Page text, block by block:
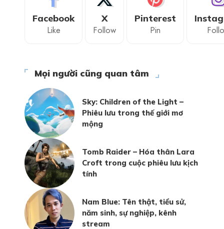
Facebook
Like
X
Follow
Pinterest
Pin
Mọi người cũng quan tâm
Sky: Children of the Light –
Phiêu lưu trong thế giới mơ
mộng
Tomb Raider – Hóa thân Lara
Croft trong cuộc phiêu lưu kịch
tính
Nam Blue: Tên thật, tiểu sử,
năm sinh, sự nghiệp, kênh
stream